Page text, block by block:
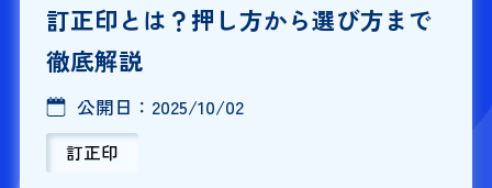
訂正印とは？押し方から選び方まで
徹底解説
公開日： 2025/10/02
訂正印